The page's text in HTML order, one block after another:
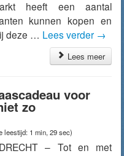
heeft een aantal
kunnen kopen en
deze … Lees verder →
Lees meer
voor
zo
leestijd: 1 min, 29 sec)
– Tot en met